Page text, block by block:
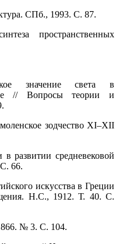
СПб., 1993. С. 87.
пространственных
значение света в
// Вопросы теории и
зодчество XI–XII
развитии средневековой
66.
искусства в Греции
Н.С., 1912. Т. 40. С.
№ 3. С. 104.